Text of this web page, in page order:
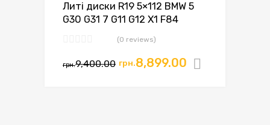
Литі диски R19 5×112 BMW 5
G30 G31 7 G11 G12 X1 F84
(0 reviews)
грн.9,400.00 грн.8,899.00